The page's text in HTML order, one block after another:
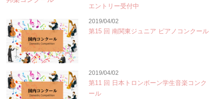
エントリー受付中
2019/04/02
第15 回 南関東ジュニア ピアノコンクール
2019/04/02
第11 回 日本トロンボーン学生音楽コンク
ール